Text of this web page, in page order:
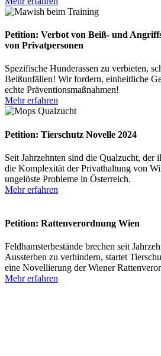
Petition: Verbot von Beiß- und
von Privatpersonen
Spezifische Hunderassen zu verbieten,
Beißunfällen! Wir fordern, einheitliche
echte Präventionsmaßnahmen!
Mehr erfahren
Petition: Tierschutz Novelle 2024
Seit Jahrzehnten sind die Qualzucht, der
die Komplexität der Privathaltung von
ungelöste Probleme in Österreich.
Mehr erfahren
Petition: Rattenverordnung Wien
Feldhamsterbestände brechen seit
Aussterben zu verhindern, startet
eine Novellierung der Wiener
Mehr erfahren